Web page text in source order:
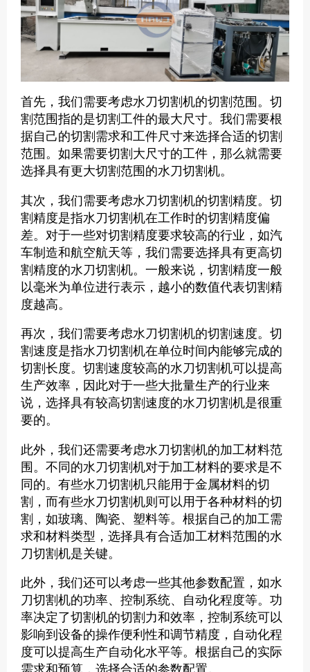
首先，我们需要考虑水刀切割机的切割范围。切
割范围指的是切割工件的最大尺寸。我们需要根
据自己的切割需求和工件尺寸来选择合适的切割
范围。如果需要切割大尺寸的工件，那么就需要
选择具有更大切割范围的水刀切割机。
其次，我们需要考虑水刀切割机的切割精度。切
割精度是指水刀切割机在工作时的切割精度偏
差。对于一些对切割精度要求较高的行业，如汽
车制造和航空航天等，我们需要选择具有更高切
割精度的水刀切割机。一般来说，切割精度一般
以毫米为单位进行表示，越小的数值代表切割精
度越高。
再次，我们需要考虑水刀切割机的切割速度。切
割速度是指水刀切割机在单位时间内能够完成的
切割长度。切割速度较高的水刀切割机可以提高
生产效率，因此对于一些大批量生产的行业来
说，选择具有较高切割速度的水刀切割机是很重
要的。
此外，我们还需要考虑水刀切割机的加工材料范
围。不同的水刀切割机对于加工材料的要求是不
同的。有些水刀切割机只能用于金属材料的切
割，而有些水刀切割机则可以用于各种材料的切
割，如玻璃、陶瓷、塑料等。根据自己的加工需
求和材料类型，选择具有合适加工材料范围的水
刀切割机是关键。
此外，我们还可以考虑一些其他参数配置，如水
刀切割机的功率、控制系统、自动化程度等。功
率决定了切割机的切割力和效率，控制系统可以
影响到设备的操作便利性和调节精度，自动化程
度可以提高生产自动化水平等。根据自己的实际